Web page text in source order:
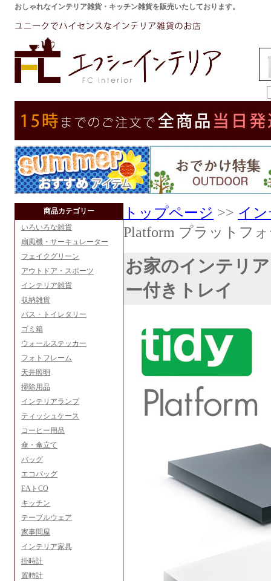
おしゃれなインテリア雑貨・キッチン雑貨を販売いたしております。
商品カテゴリー
いろいろな雑貨
扇風機・サーキュレーター
フェイクグリーン
アウトドア・スポーツ
インテリア雑貨
収納雑貨
バス・トイレタリー
ゴミ箱
ウォールステッカー
フォトフレーム
天井照明
掃除用品
インテリアランプ
ティッシュケース
コーヒー用品
傘・傘立て
バッグ
エコバッグ
EAトCO
キッチン
テーブルウェア
家事問屋
インテリア家具
掛時計
置時計
トップページ >> イ
Platform プラットフ
お家のインテリ
ー付きトレイ